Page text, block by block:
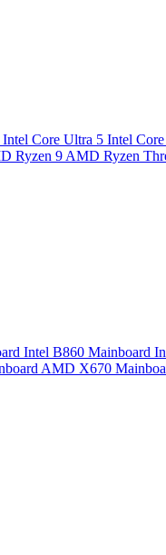
Intel Core Ultra 5 Intel
Ryzen 9 AMD Ryzen
Intel B860 Mainboard
AMD X670